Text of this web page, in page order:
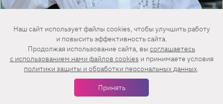
Наш сайт использует файлы cookies, чтобы улучшить работу
и повысить эффективность сайта.
Продолжая использование сайта, вы соглашаетесь
c использованием нами файлов cookies и принимаете условия
политики защиты и обработки персональных данных.
Принять